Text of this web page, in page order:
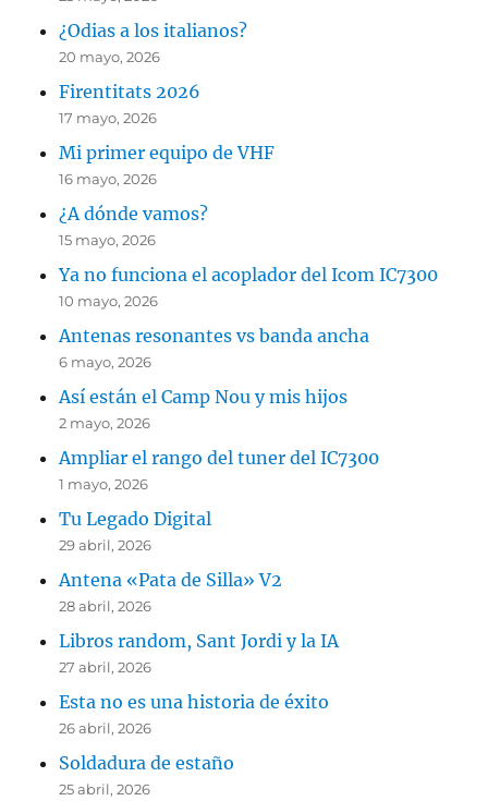
¿Odias a los italianos?
20 mayo, 2026
Firentitats 2026
17 mayo, 2026
Mi primer equipo de VHF
16 mayo, 2026
¿A dónde vamos?
15 mayo, 2026
Ya no funciona el acoplador del Icom IC7300
10 mayo, 2026
Antenas resonantes vs banda ancha
6 mayo, 2026
Así están el Camp Nou y mis hijos
2 mayo, 2026
Ampliar el rango del tuner del IC7300
1 mayo, 2026
Tu Legado Digital
29 abril, 2026
Antena «Pata de Silla» V2
28 abril, 2026
Libros random, Sant Jordi y la IA
27 abril, 2026
Esta no es una historia de éxito
26 abril, 2026
Soldadura de estaño
25 abril, 2026